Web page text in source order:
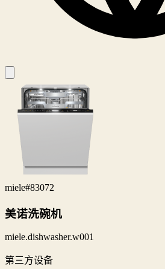
miele#83072
美诺洗碗机
miele.dishwasher.w001
第三方设备